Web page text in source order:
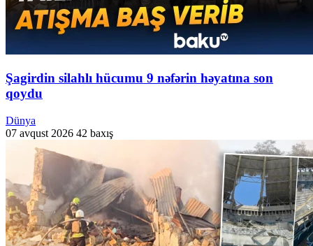
Şagirdin silahlı hücumu 9 nəfərin həyatına son
qoydu
Dünya
07 avqust 2026 42 baxış